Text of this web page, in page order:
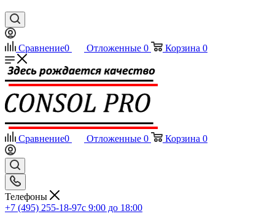
Сравнение0 Отложенные 0 Корзина 0
Сравнение0 Отложенные 0 Корзина 0
Телефоны
+7 (495) 255-18-97с 9:00 до 18:00